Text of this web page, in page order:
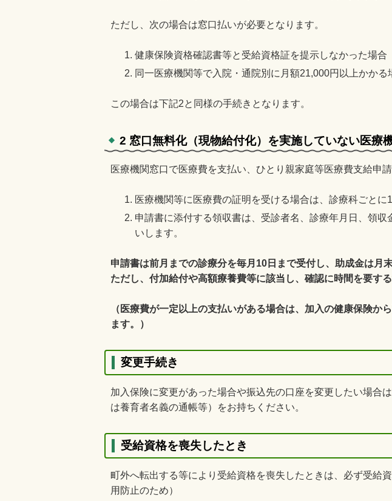
ただし、次の場合は窓口払いが必要となります。
健康保険資格確認書等と受給資格証を提示しなかった場合
同一医療機関等で入院・通院別に月額21,000円以上かかる
この場合は下記2と同様の手続きとなります。
2 窓口無料化（現物給付化）を実施していない医療
医療機関窓口で医療費を支払い、ひとり親家庭等医療費支給申
医療機関等に医療費の証明を受ける場合は、診療科ごとに
申請書に添付する領収書は、受診者名、診療年月日、領
いします。
申請書は前月までの診療分を毎月10日まで受付し、助成金は月
ただし、付加給付や高額療養費等に該当し、確認に時間を要す
（医療費が一定以上の支払いがある場合は、加入の健康保険
ます。）
変更手続き
加入保険に変更があった場合や振込先の口座を変更したい場合
は養育者名義の通帳等）をお持ちください。
受給資格を喪失したとき
町外へ転出する等により受給資格を喪失したときは、必ず受給
用防止のため）